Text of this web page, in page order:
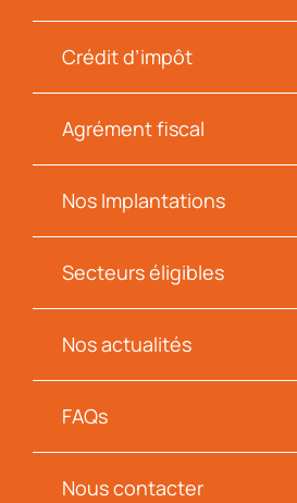
Crédit d’impôt
Agrément fiscal
Nos Implantations
Secteurs éligibles
Nos actualités
FAQs
Nous contacter